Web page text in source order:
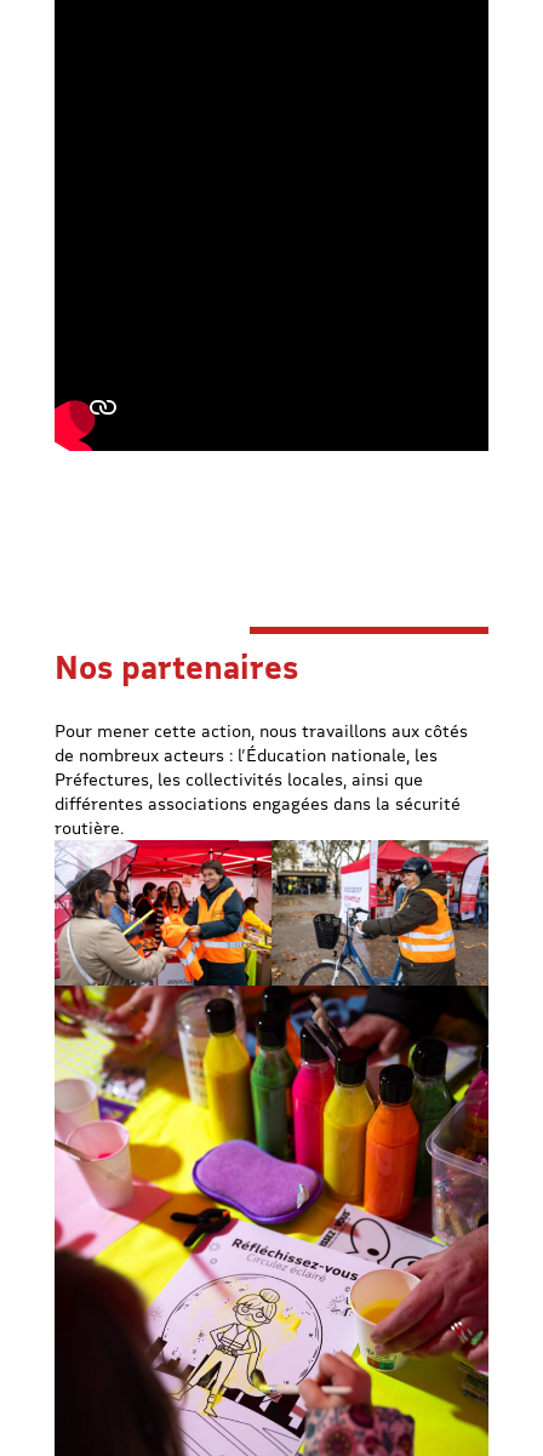
Nos partenaires
Pour mener cette action, nous travaillons aux côtés
de nombreux acteurs : l’Éducation nationale, les
Préfectures, les collectivités locales, ainsi que
différentes associations engagées dans la sécurité
routière.